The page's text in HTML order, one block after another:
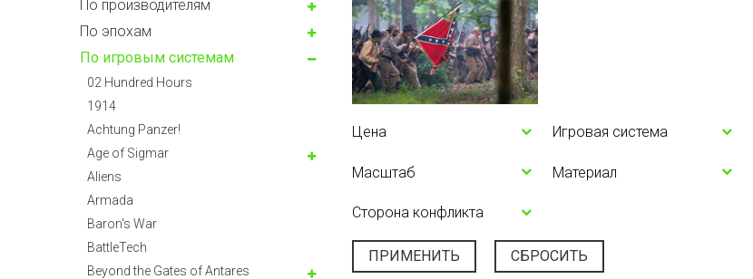
По производителям
По эпохам
По игровым системам
02 Hundred Hours
1914
Achtung Panzer!
Age of Sigmar
Aliens
Armada
Baron's War
BattleTech
Beyond the Gates of Antares
Цена Игровая система
Масштаб Материал
Сторона конфликта
ПРИМЕНИТЬ СБРОСИТЬ